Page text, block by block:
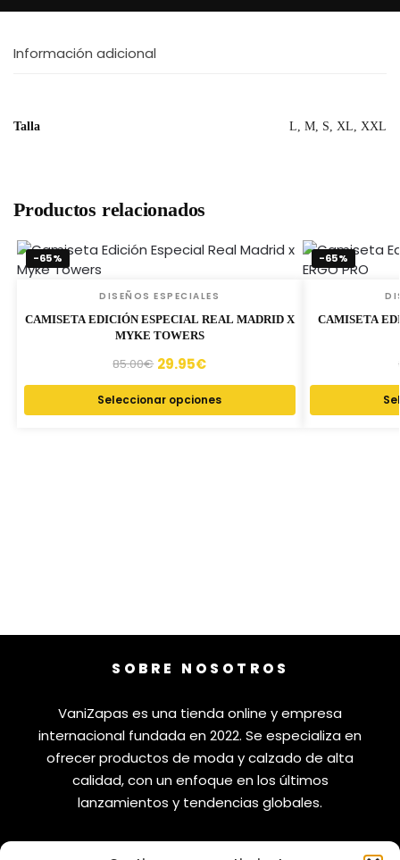
Información adicional
Talla L, M, S, XL, XXL
Productos relacionados
-65%
DISEÑOS ESPECIALES
CAMISETA EDICIÓN ESPECIAL REAL MADRID X
MYKE TOWERS
85.00€ 29.95€
Seleccionar opciones
-65%
CAMISETA
SOBRE NOSOTROS
VaniZapas es una tienda online y empresa
internacional fundada en 2022. Se especializa en
ofrecer productos de moda y calzado de alta
calidad, con un enfoque en los últimos
lanzamientos y tendencias globales.